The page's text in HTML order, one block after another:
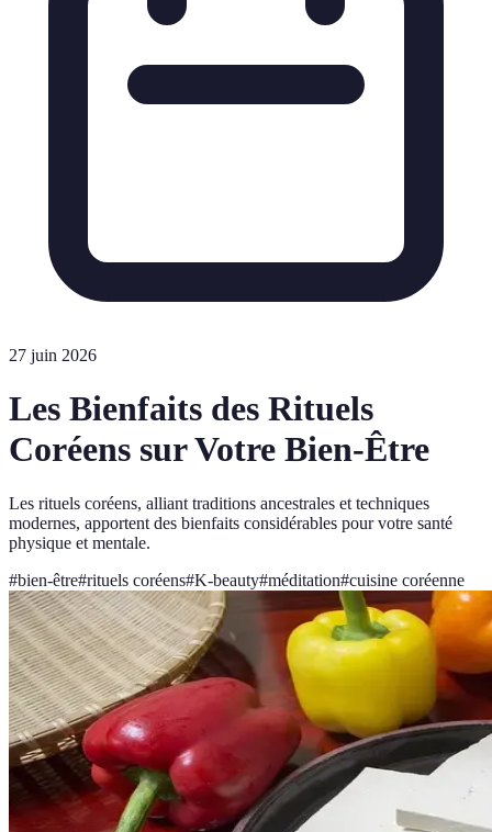
27 juin 2026
Les Bienfaits des Rituels
Coréens sur Votre Bien-Être
Les rituels coréens, alliant traditions ancestrales et techniques
modernes, apportent des bienfaits considérables pour votre santé
physique et mentale.
#bien-être#rituels coréens#K-beauty#méditation#cuisine coréenne